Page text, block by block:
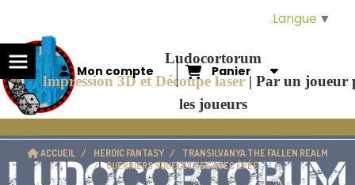
Ludocortorum
Impression 3D et Découpe laser |Par un joueur
les joueurs
Mon compte Panier
ACCUEIL HEROIC FANTASY
TRANSILVANYA THE FALLEN REALM
GUERRIERS SQUELETTES AVEC ÉPÉE
Langue ▼